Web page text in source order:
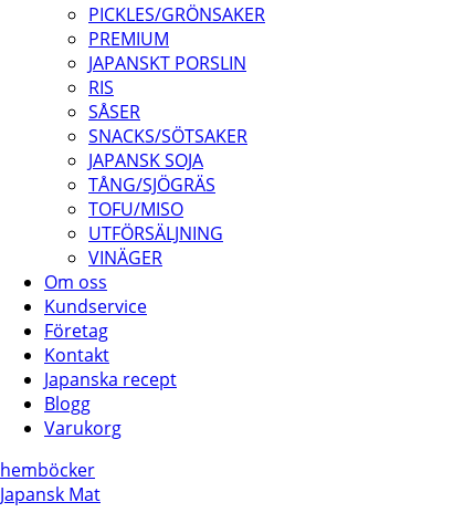
PICKLES/GRÖNSAKER
PREMIUM
JAPANSKT PORSLIN
RIS
SÅSER
SNACKS/SÖTSAKER
JAPANSK SOJA
TÅNG/SJÖGRÄS
TOFU/MISO
UTFÖRSÄLJNING
VINÄGER
Om oss
Kundservice
Företag
Kontakt
Japanska recept
Blogg
Varukorg
hemböcker
Japansk Mat